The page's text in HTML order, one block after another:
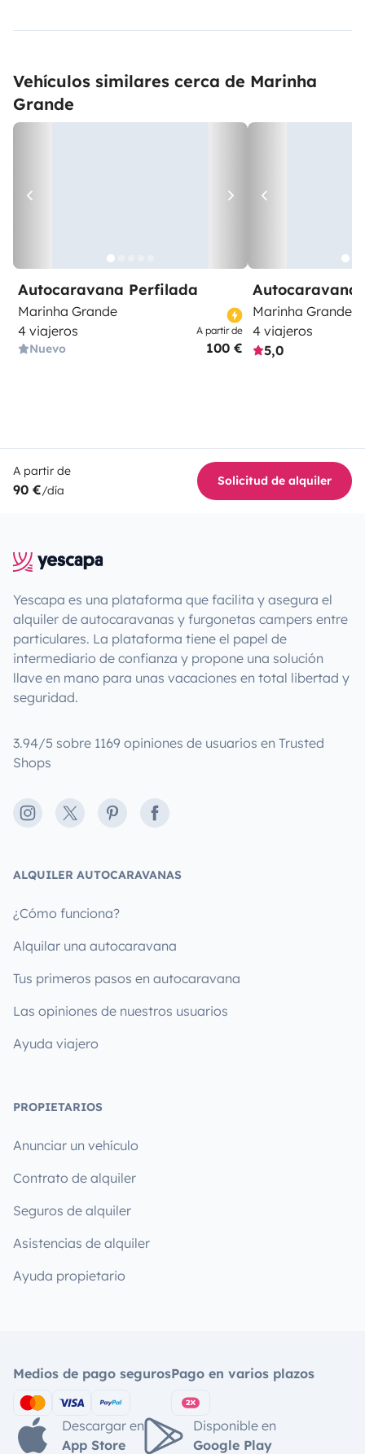
Vehículos similares cerca de Marinha
Grande
Autocaravana Perfilada
Marinha Grande
4 viajeros
Nuevo
A partir de
100 €
Autocaravana
Marinha Grande
4 viajeros
5,0
A partir de
90 €/día
Solicitud de alquiler
Yescapa es una plataforma que facilita y asegura el
alquiler de autocaravanas y furgonetas campers entre
particulares. La plataforma tiene el papel de
intermediario de confianza y propone una solución
llave en mano para unas vacaciones en total libertad y
seguridad.
3.94/5 sobre 1169 opiniones de usuarios en Trusted
Shops
Instagram
X PinterestFacebook
ALQUILER AUTOCARAVANAS
¿Cómo funciona?
Alquilar una autocaravana
Tus primeros pasos en autocaravana
Las opiniones de nuestros usuarios
Ayuda viajero
PROPIETARIOS
Anunciar un vehículo
Contrato de alquiler
Seguros de alquiler
Asistencias de alquiler
Ayuda propietario
Medios de pago segurosPago en varios plazos
Descargar en
App Store
Disponible en
Google Play